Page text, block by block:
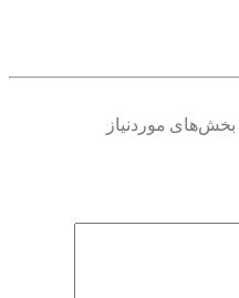
بخش‌های موردنیاز